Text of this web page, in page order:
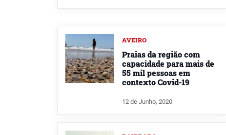
AVEIRO
Praias da região com
capacidade para mais de
55 mil pessoas em
contexto Covid-19
12 de Junho, 2020